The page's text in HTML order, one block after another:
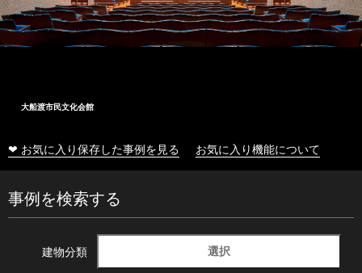
大船渡市民文化会館
❤ お気に入り保存した事例を見る お気に入り機能について
事例を検索する
建物分類 選択